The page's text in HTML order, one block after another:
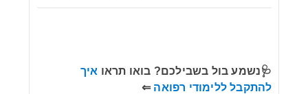
🩺נשמע בול בשבילכם? בואו תראו איך
להתקבל ללימודי רפואה ⇐